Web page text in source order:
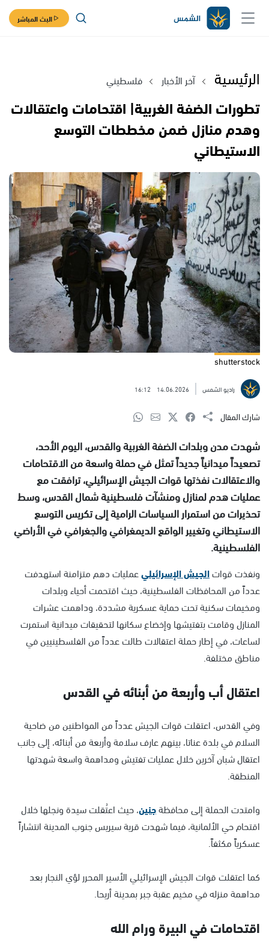
البث المباشر
الرئيسية آخر الأخبار فلسطيني
تطورات الضفة الغربية| اقتحامات واعتقالات
وهدم منازل ضمن مخططات التوسع
الاستيطاني
shutterstock
راديو الشمس 14.06.2026
16:12
شارك المقال
شهدت مدن وبلدات الضفة الغربية والقدس، اليوم الأحد،
تصعيداً ميدانياً جديداً تمثل في حملة واسعة من الاقتحامات
والاعتقالات نفذتها قوات الجيش الإسرائيلي، ترافقت مع
عمليات هدم لمنازل ومنشآت فلسطينية شمال القدس، وسط
تحذيرات من استمرار السياسات الرامية إلى تكريس التوسع
الاستيطاني وتغيير الواقع الديمغرافي والجغرافي في الأراضي
الفلسطينية.
ونفذت قواتالجيش الإسرائيليعمليات دهم متزامنة استهدفت
عدداً من المحافظات الفلسطينية، حيث اقتحمت أحياء وبلدات
ومخيمات سكنية تحت حماية عسكرية مشددة، وداهمت عشرات
المنازل وقامت بتفتيشها وإخضاع سكانها لتحقيقات ميدانية استمرت
لساعات، في إطار حملة اعتقالات طالت عدداً من الفلسطينيين في
مناطق مختلفة.
اعتقال أب وأربعة من أبنائه في القدس
وفي القدس، اعتقلت قوات الجيش عدداً من المواطنين من ضاحية
السلام في بلدة عناتا، بينهم عارف سلامة وأربعة من أبنائه، إلى جانب
اعتقال شبان آخرين خلال عمليات تفتيش ومداهمة واسعة شهدتها
المنطقة.
وامتدت الحملة إلى محافظةجنين، حيث اعتُقلت سيدة ونجلها خلال
اقتحام حي الألمانية، فيما شهدت قرية سيريس جنوب المدينة انتشاراً
عسكرياً مكثفاً.
كما اعتقلت قوات الجيش الإسرائيلي الأسير المحرر لؤي النجار بعد
مداهمة منزله في مخيم عقبة جبر بمدينة أريحا.
اقتحامات في البيرة ورام الله